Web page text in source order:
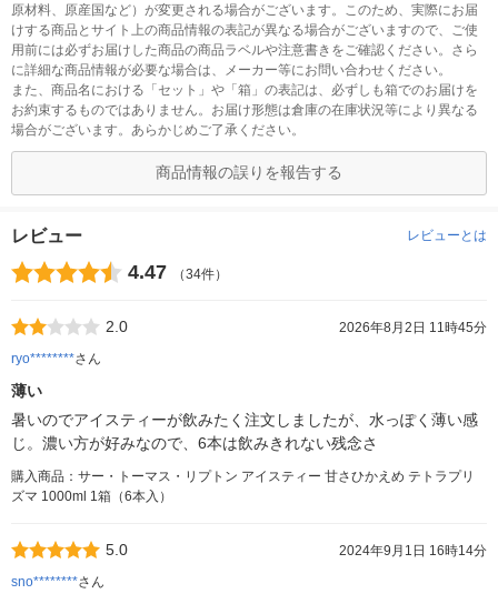
原材料、原産国など）が変更される場合がございます。このため、実際にお届
けする商品とサイト上の商品情報の表記が異なる場合がございますので、ご使
用前には必ずお届けした商品の商品ラベルや注意書きをご確認ください。さら
に詳細な商品情報が必要な場合は、メーカー等にお問い合わせください。
また、商品名における「セット」や「箱」の表記は、必ずしも箱でのお届けを
お約束するものではありません。お届け形態は倉庫の在庫状況等により異なる
場合がございます。あらかじめご了承ください。
商品情報の誤りを報告する
レビュー レビューとは
4.47 （34件）
2.0
2026年8月2日 11時45分
ryo********さん
薄い
暑いのでアイスティーが飲みたく注文しましたが、水っぽく薄い感
じ。濃い方が好みなので、6本は飲みきれない残念さ
購入商品：サー・トーマス・リプトン アイスティー 甘さひかえめ テトラプリ
ズマ 1000ml 1箱（6本入）
5.0
2024年9月1日 16時14分
sno********さん